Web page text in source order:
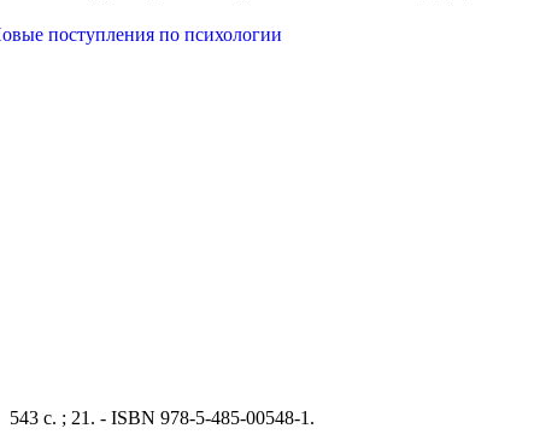
543 с. ; 21. - ISBN 978-5-485-00548-1.